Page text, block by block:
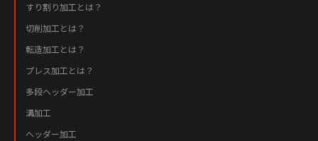
すり割り加工とは？
切削加工とは？
転造加工とは？
プレス加工とは？
多段ヘッダー加工
溝加工
ヘッダー加工